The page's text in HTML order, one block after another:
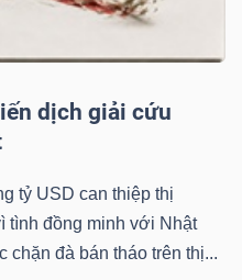
dịch giải cứu
tỷ USD can thiệp thị
tình đồng minh với Nhật
chặn đà bán tháo trên thị...